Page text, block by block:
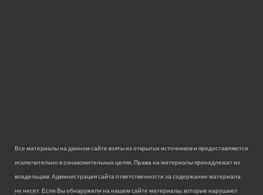
Все материалы на данном сайте взяты из открытых источников и предоставляются
исключительно в ознакомительных целях. Права на материалы принадлежат их
владельцам. Администрация сайта ответственности за содержание материала
не несет. Если Вы обнаружили на нашем сайте материалы, которые нарушают